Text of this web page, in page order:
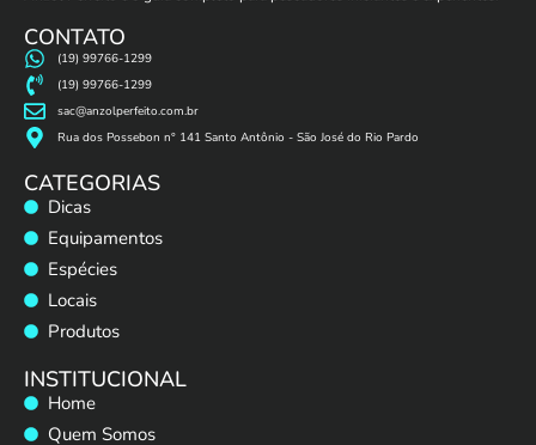
CONTATO
(19) 99766-1299
(19) 99766-1299
sac@anzolperfeito.com.br
Rua dos Possebon n° 141 Santo Antônio - São José do Rio Pardo
CATEGORIAS
Dicas
Equipamentos
Espécies
Locais
Produtos
INSTITUCIONAL
Home
Quem Somos